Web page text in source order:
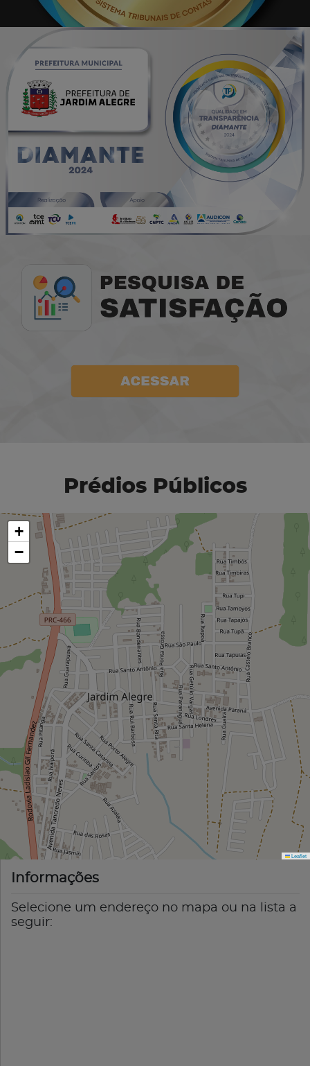
Prédios Públicos
+
−
Leaflet
Informações
Selecione um endereço no mapa ou na lista a
seguir: